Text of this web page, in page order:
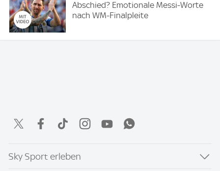
Abschied? Emotionale Messi-Worte
nach WM-Finalpleite
Sky Sport erleben